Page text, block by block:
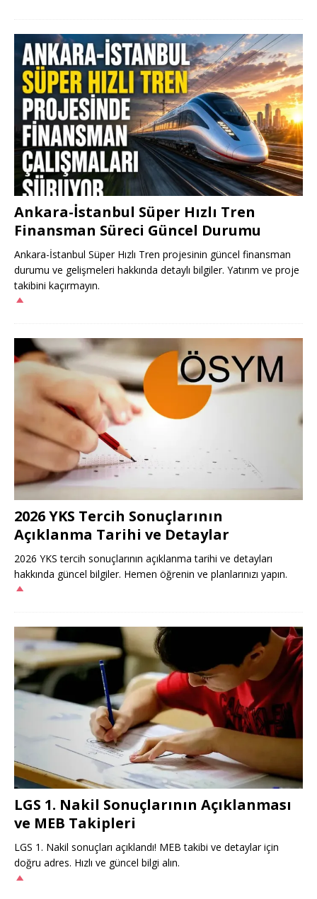
Ankara-İstanbul Süper Hızlı Tren
Finansman Süreci Güncel Durumu
Ankara-İstanbul Süper Hızlı Tren projesinin güncel finansman
durumu ve gelişmeleri hakkında detaylı bilgiler. Yatırım ve proje
takibini kaçırmayın.
2026 YKS Tercih Sonuçlarının
Açıklanma Tarihi ve Detaylar
2026 YKS tercih sonuçlarının açıklanma tarihi ve detayları
hakkında güncel bilgiler. Hemen öğrenin ve planlarınızı yapın.
LGS 1. Nakil Sonuçlarının Açıklanması
ve MEB Takipleri
LGS 1. Nakil sonuçları açıklandı! MEB takibi ve detaylar için
doğru adres. Hızlı ve güncel bilgi alın.